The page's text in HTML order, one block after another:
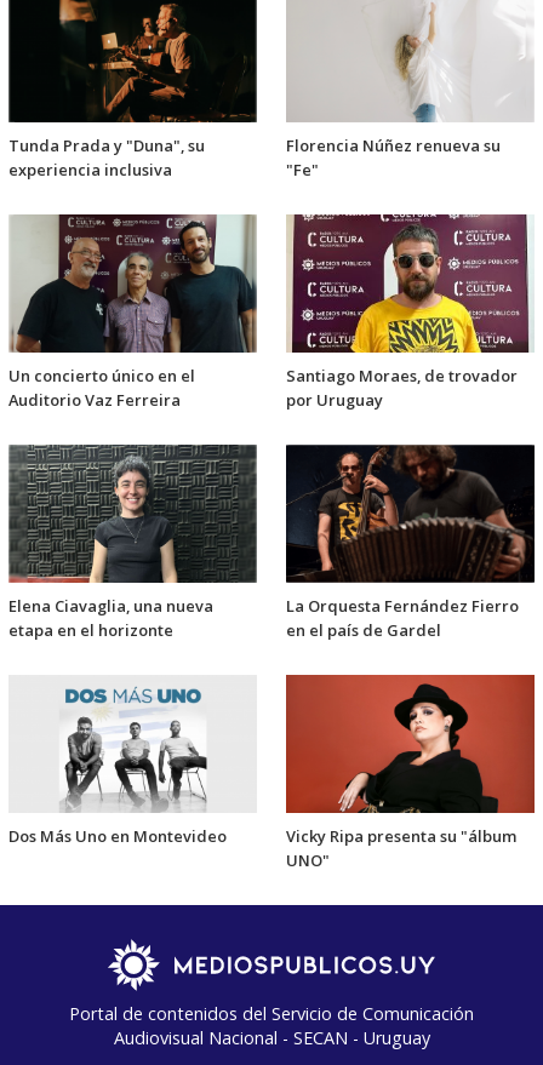
Tunda Prada y "Duna", su
experiencia inclusiva
Florencia Núñez renueva su
"Fe"
Un concierto único en el
Auditorio Vaz Ferreira
Santiago Moraes, de trovador
por Uruguay
Elena Ciavaglia, una nueva
etapa en el horizonte
La Orquesta Fernández Fierro
en el país de Gardel
Dos Más Uno en Montevideo
Vicky Ripa presenta su "álbum
UNO"
Portal de contenidos del Servicio de Comunicación
Audiovisual Nacional - SECAN - Uruguay